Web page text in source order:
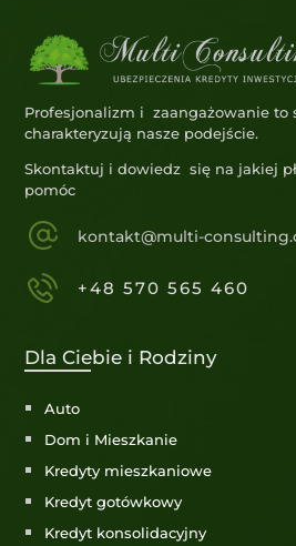
Profesjonalizm i zaangażowanie to
charakteryzują nasze podejście.
Skontaktuj i dowiedz się na jakiej
pomóc
kontakt@multi-
+48 570 565 460
Dla Ciebie i Rodziny
Auto
Dom i Mieszkanie
Kredyty mieszkaniowe
Kredyt gotówkowy
Kredyt konsolidacyjny